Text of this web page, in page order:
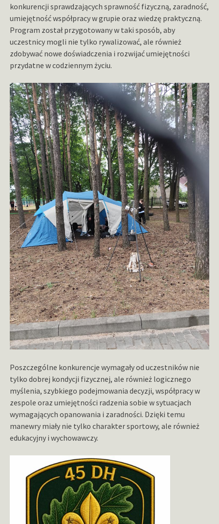
konkurencji sprawdzających sprawność fizyczną, zaradność,
umiejętność współpracy w grupie oraz wiedzę praktyczną.
Program został przygotowany w taki sposób, aby
uczestnicy mogli nie tylko rywalizować, ale również
zdobywać nowe doświadczenia i rozwijać umiejętności
przydatne w codziennym życiu.
Poszczególne konkurencje wymagały od uczestników nie
tylko dobrej kondycji fizycznej, ale również logicznego
myślenia, szybkiego podejmowania decyzji, współpracy w
zespole oraz umiejętności radzenia sobie w sytuacjach
wymagających opanowania i zaradności. Dzięki temu
manewry miały nie tylko charakter sportowy, ale również
edukacyjny i wychowawczy.